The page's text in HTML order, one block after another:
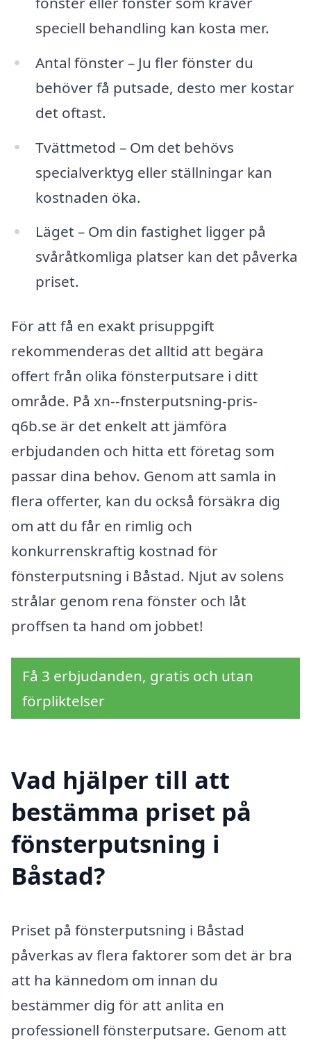
speciell behandling kan kosta mer.
Antal fönster – Ju fler fönster du
behöver få putsade, desto mer kostar
det oftast.
Tvättmetod – Om det behövs
specialverktyg eller ställningar kan
kostnaden öka.
Läget – Om din fastighet ligger på
svåråtkomliga platser kan det påverka
priset.
För att få en exakt prisuppgift
rekommenderas det alltid att begära
offert från olika fönsterputsare i ditt
område. På xn--fnsterputsning-pris-
q6b.se är det enkelt att jämföra
erbjudanden och hitta ett företag som
passar dina behov. Genom att samla in
flera offerter, kan du också försäkra dig
om att du får en rimlig och
konkurrenskraftig kostnad för
fönsterputsning i Båstad. Njut av solens
strålar genom rena fönster och låt
proffsen ta hand om jobbet!
Få 3 erbjudanden, gratis och utan
förpliktelser
Vad hjälper till att
bestämma priset på
fönsterputsning i
Båstad?
Priset på fönsterputsning i Båstad
påverkas av flera faktorer som det är bra
att ha kännedom om innan du
bestämmer dig för att anlita en
professionell fönsterputsare. Genom att